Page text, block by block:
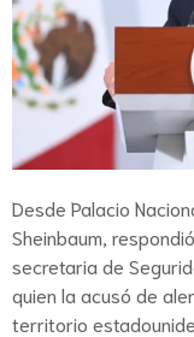
Desde Palacio
Sheinbaum,
secretaria de
quien la acusó de
territorio